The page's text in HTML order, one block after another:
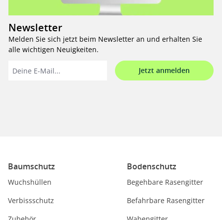
Newsletter
Melden Sie sich jetzt beim Newsletter an und erhalten Sie
alle wichtigen Neuigkeiten.
Jetzt anmelden
Baumschutz
Wuchshüllen
Verbissschutz
Bodenschutz
Begehbare Rasengitter
Befahrbare Rasengitter